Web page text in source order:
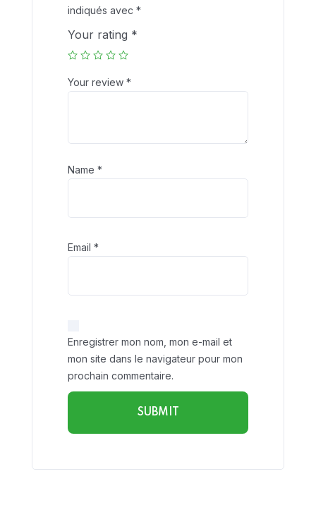
indiqués avec *
Your rating *
Your review *
Name *
Email *
Enregistrer mon nom, mon e-mail et
mon site dans le navigateur pour mon
prochain commentaire.